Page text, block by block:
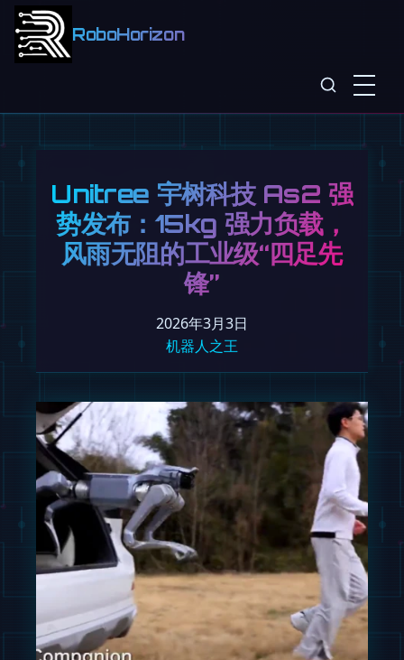
RoboHorizon
Unitree 宇树科技 As2 强
势发布：15kg 强力负载，
风雨无阻的工业级“四足先
锋”
2026年3月3日
机器人之王